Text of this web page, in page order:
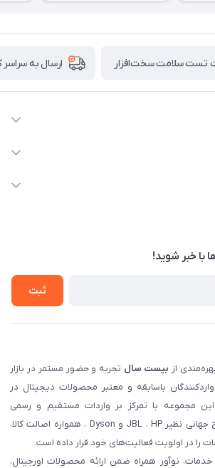
ارسال به
با‌ خبر شوید!
ثبت
از بیست سال تجربه و حضور مستمر در بازار
واردکنندگان باسابقه و معتبر محصولات دیجیتال در
مجموعه با تمرکز بر واردات مستقیم و رسمی
محصولات برندهای مطرح جهانی نظیر JBL ، HP و Dyson ، همواره اصالت کالا،
را در اولویت فعالیت‌های خود قرار داده است.
خدمات، نوآور همراه ضمن ارائه محصولات اورجینال،